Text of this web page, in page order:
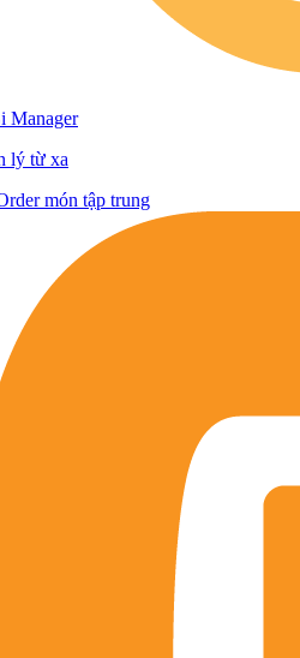
Manager
lý từ xa
món tập trung